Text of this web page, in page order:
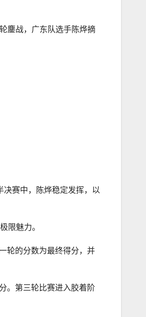
鏖战，广东队选手陈烨摘
赛中，陈烨稳定发挥，以
限魅力。
轮的分数为最终得分，并
。第三轮比赛进入胶着阶